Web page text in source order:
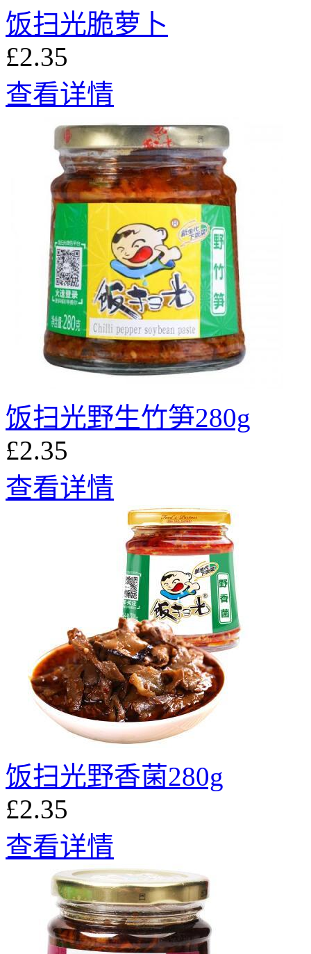
饭扫光脆萝卜
£2.35
查看详情
饭扫光野生竹笋280g
£2.35
查看详情
饭扫光野香菌280g
£2.35
查看详情